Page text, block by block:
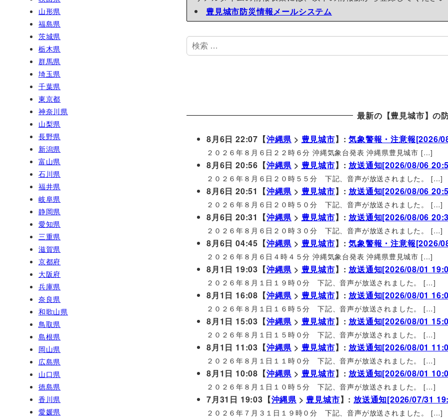
豊見城市防災情報メールシステム
検
索
最新の【豊見城市】の
8月6日 22:07【沖縄県 > 豊見城市】:気象警報・注意報[2026/
２０２６年８月６日２２時６分 沖縄気象台発表 沖縄県豊見城市 […]
8月6日 20:56【沖縄県 > 豊見城市】: 放送通知[2026/08/06
２０２６年８月６日２０時５５分 下記、音声が放送されました。 […]
8月6日 20:51【沖縄県 > 豊見城市】: 放送通知[2026/08/06
２０２６年８月６日２０時５０分 下記、音声が放送されました。 […]
8月6日 20:31【沖縄県 > 豊見城市】: 放送通知[2026/08/06
２０２６年８月６日２０時３０分 下記、音声が放送されました。 […]
8月6日 04:45【沖縄県 > 豊見城市】:気象警報・注意報[2026/
２０２６年８月６日４時４５分 沖縄気象台発表 沖縄県豊見城市 […]
8月1日 19:03【沖縄県 > 豊見城市】: 放送通知[2026/08/01
２０２６年８月１日１９時０分 下記、音声が放送されました。 […]
8月1日 16:08【沖縄県 > 豊見城市】: 放送通知[2026/08/01
２０２６年８月１日１６時５分 下記、音声が放送されました。 […]
8月1日 15:03【沖縄県 > 豊見城市】: 放送通知[2026/08/01
２０２６年８月１日１５時０分 下記、音声が放送されました。 […]
8月1日 11:03【沖縄県 > 豊見城市】: 放送通知[2026/08/01
２０２６年８月１日１１時０分 下記、音声が放送されました。 […]
8月1日 10:08【沖縄県 > 豊見城市】: 放送通知[2026/08/01
２０２６年８月１日１０時５分 下記、音声が放送されました。 […]
7月31日 19:03【沖縄県 >豊見城市】: 放送通知[2026/07/31
２０２６年７月３１日１９時０分 下記、音声が放送されました。 […]
山形県
福島県
茨城県
栃木県
群馬県
埼玉県
千葉県
東京都
神奈川県
山梨県
長野県
新潟県
富山県
石川県
福井県
岐阜県
静岡県
愛知県
三重県
滋賀県
京都府
大阪府
兵庫県
奈良県
和歌山県
鳥取県
島根県
岡山県
広島県
山口県
徳島県
香川県
愛媛県